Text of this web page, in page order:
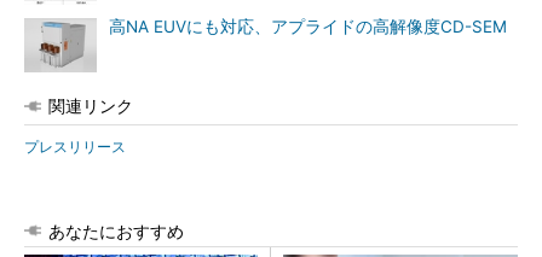
高NA EUVにも対応、アプライドの高解像度CD-SEM
関連リンク
プレスリリース
あなたにおすすめ